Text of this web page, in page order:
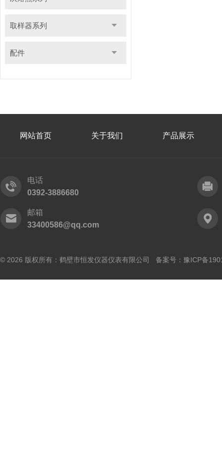
取样器系列
配件
网站首页 关于我们 产品展示
电话
0392-3886680
邮箱
33400586@qq.com
© 2026 版权所有：鹤壁市恒发仪器仪表有限公司 备案号： 豫ICP备